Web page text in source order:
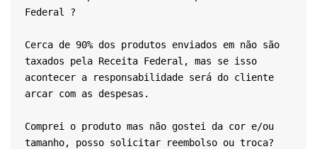
Federal ?
Cerca de 90% dos produtos enviados em não são
taxados pela Receita Federal, mas se isso
acontecer a responsabilidade será do cliente
arcar com as despesas.
Comprei o produto mas não gostei da cor e/ou
tamanho, posso solicitar reembolso ou troca?